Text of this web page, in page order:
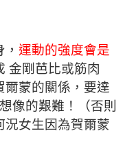
運動的強度會是
金剛芭比或筋肉
爾蒙的關係，要達
像的艱難！（否則
況女生因為賀爾蒙